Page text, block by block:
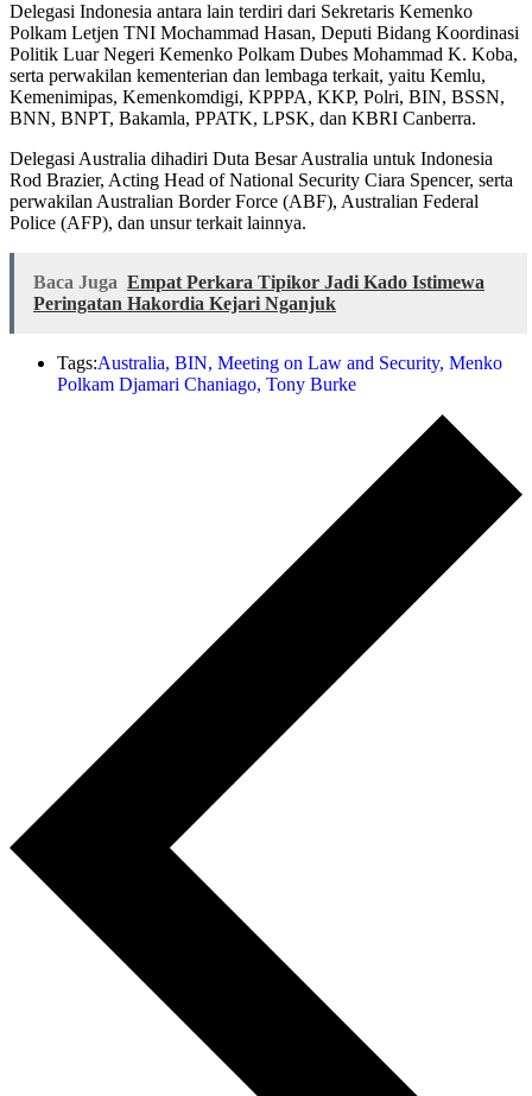
Delegasi Indonesia antara lain terdiri dari Sekretaris Kemenko
Polkam Letjen TNI Mochammad Hasan, Deputi Bidang Koordinasi
Politik Luar Negeri Kemenko Polkam Dubes Mohammad K. Koba,
serta perwakilan kementerian dan lembaga terkait, yaitu Kemlu,
Kemenimipas, Kemenkomdigi, KPPPA, KKP, Polri, BIN, BSSN,
BNN, BNPT, Bakamla, PPATK, LPSK, dan KBRI Canberra.
Delegasi Australia dihadiri Duta Besar Australia untuk Indonesia
Rod Brazier, Acting Head of National Security Ciara Spencer, serta
perwakilan Australian Border Force (ABF), Australian Federal
Police (AFP), dan unsur terkait lainnya.
Baca Juga Empat Perkara Tipikor Jadi Kado Istimewa
Peringatan Hakordia Kejari Nganjuk
Tags:Australia, BIN, Meeting on Law and Security, Menko
Polkam Djamari Chaniago, Tony Burke